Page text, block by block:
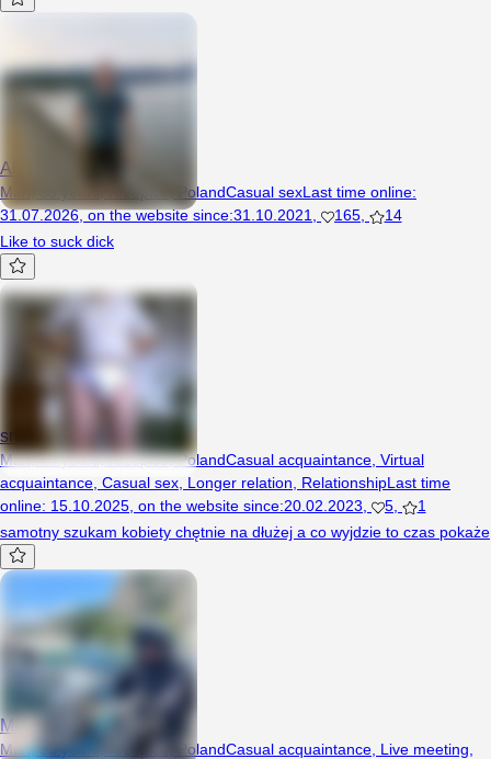
Alexzedd
Man, 33 years, Krzepice, PolandCasual sexLast time online:
31.07.2026,on the website since:31.10.2021, 165,
14
​Like to suck dick
snake6661
Man, 44 years, Krzepice, PolandCasual acquaintance Virtual
acquaintance Casual sex Longer relation RelationshipLast time
online: 15.10.2025 on the website since:20.02.2023 5
1
samotny szukam kobiety chętnie na dłużej a co wyjdzie to czas pokaże
Mlody9000
Man, 35 years, Krzepice, PolandCasual acquaintance, Live meeting,